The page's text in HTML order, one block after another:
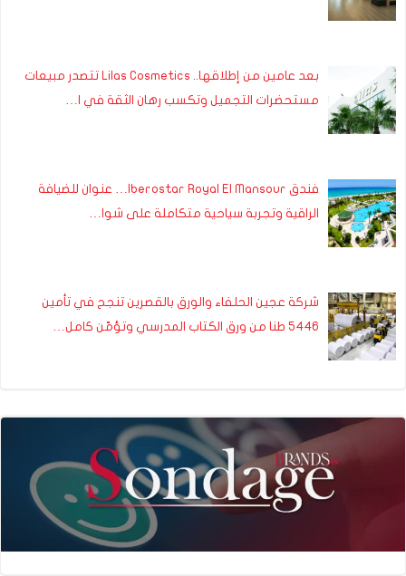
بعد عامين من إطلاقها.. Lilas Cosmetics تتصدر مبيعات
مستحضرات التجميل وتكسب رهان الثقة في ا…
فندق Iberostar Royal El Mansour… عنوان للضيافة
الراقية وتجربة سياحية متكاملة على شوا…
شركة عجين الحلفاء والورق بالقصرين تنجح في تأمين
5446 طنا من ورق الكتاب المدرسي وتؤمّن كامل…